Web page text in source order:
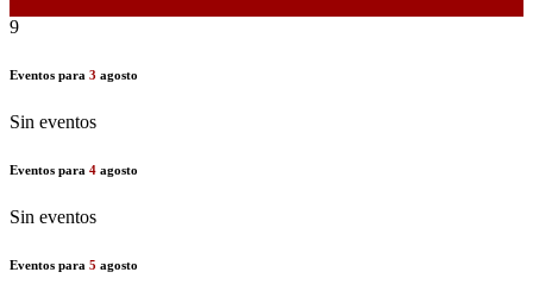
9
Eventos para 3 agosto
Sin eventos
Eventos para 4 agosto
Sin eventos
Eventos para 5 agosto